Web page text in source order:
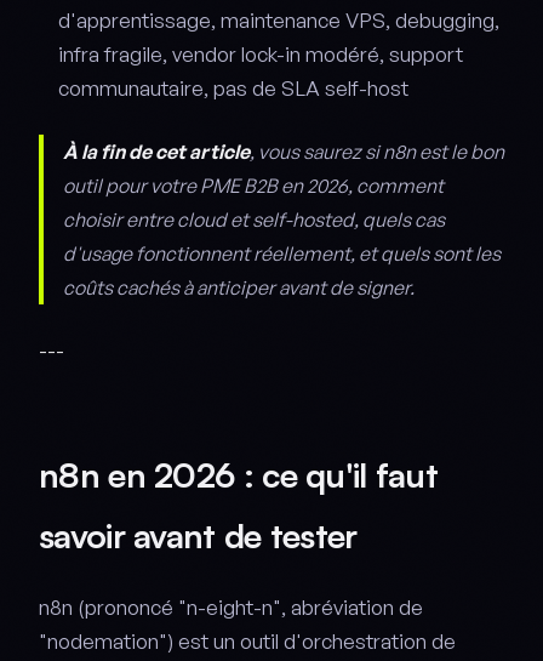
d'apprentissage, maintenance VPS, debugging,
infra fragile, vendor lock-in modéré, support
communautaire, pas de SLA self-host
À la fin de cet article, vous saurez si n8n est le bon
outil pour votre PME B2B en 2026, comment
choisir entre cloud et self-hosted, quels cas
d'usage fonctionnent réellement, et quels sont les
coûts cachés à anticiper avant de signer.
---
n8n en 2026 : ce qu'il faut
savoir avant de tester
n8n (prononcé "n-eight-n", abréviation de
"nodemation") est un outil d'orchestration de